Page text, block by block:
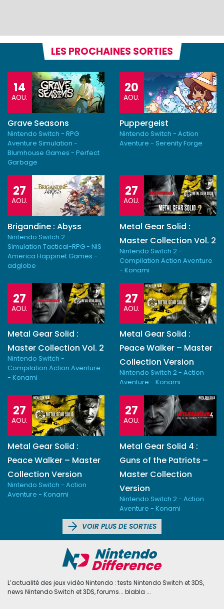
LES PROCHAINES SORTIES
14
AOU.
Grave Seasons
Nintendo Switch - RPG
Aventure Simulation -
Blumhouse Games - Perfect
Garbage
20
AOU.
Puppergeist
Nintendo Switch - Action
Aventure - Serenity Forge
27
AOU.
Brigandine : Abyss
Nintendo Switch 2 -
Simulation Tactical-RPG - NIS
America Happinet Games -
adglobe
27
AOU.
Metal Gear Solid :
Master Collection Vol. 2
Nintendo Switch 2 -
Compilation Action Aventure
- Konami
27
AOU.
Metal Gear Solid :
Master Collection Vol. 2
Nintendo Switch -
Compilation Action Aventure
- Konami
27
AOU.
Metal Gear Solid :
Peace Walker – Master
Collection Version
Nintendo Switch 2 - Action
Aventure - Konami
27
AOU.
Metal Gear Solid :
Peace Walker – Master
Collection Version
Nintendo Switch - Action
Aventure - Konami
27
AOU.
Metal Gear Solid 4 :
Guns of the Patriots –
Master Collection
Version
Nintendo Switch 2 - Action
Aventure - Konami
VOIR PLUS DE SORTIES
L’actualité des jeux vidéo Nintendo : tests Nintendo Switch et 3DS,
news Nintendo Switch et 3DS, forums... blabla ...